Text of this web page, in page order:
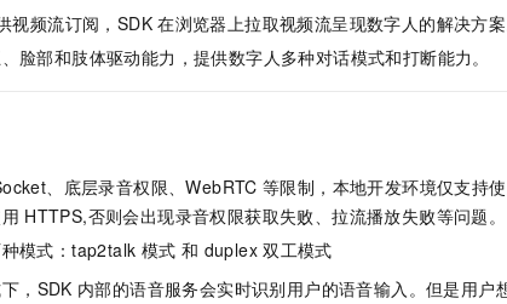
视频流订阅，SDK 在浏览器上拉取视频流呈现数字人的解决方案
脸部和肢体驱动能力，提供数字人多种对话模式和打断能力。
、底层录音权限、WebRTC 等限制，本地开发环境仅支持
HTTPS,否则会出现录音权限获取失败、拉流播放失败等问题。
模式：tap2talk 模式 和 duplex 双工模式
，SDK 内部的语音服务会实时识别用户的语音输入。但是用户
视觉 Coding、空间感知、多模态思考等全面升级
GLM-5.2
1M上下文，专为长程任务能力而生
Wan2.7-T2V
个人版上线、团队版降价；千问3.8-Max首发发尝鲜
果
大模型服务平台百炼-应用模版
丰富多元化的应用模版和解决方案
大模型服务平台百炼-智能体
灵活可视化地构建企业级 Agent
Qoder HOT
面向真实软件
Night Plan 支持 Qwen 3.8-Max NEW AI 办公
企业应用
OA 办公系统
财税管理
Ubuntu
Red Hat
建站小程序
模板建站
服务生态伙伴